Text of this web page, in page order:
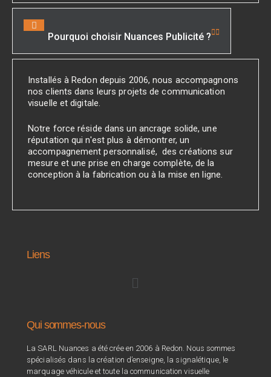
Pourquoi choisir Nuances Publicité ?
Installés à Redon depuis 2006, nous accompagnons
nos clients dans leurs projets de communication
visuelle et digitale.
Notre force réside dans un ancrage solide, une
réputation qui n'est plus à démontrer, un
accompagnement personnalisé, des créations sur
mesure et une prise en charge complète, de la
conception à la fabrication ou à la mise en ligne.
Liens
Qui sommes-nous
La SARL Nuances a été crée en 2006 à Redon. Nous sommes
spécialisés dans la création d’enseigne, la signalétique, le
marquage véhicule et toute la communication visuelle